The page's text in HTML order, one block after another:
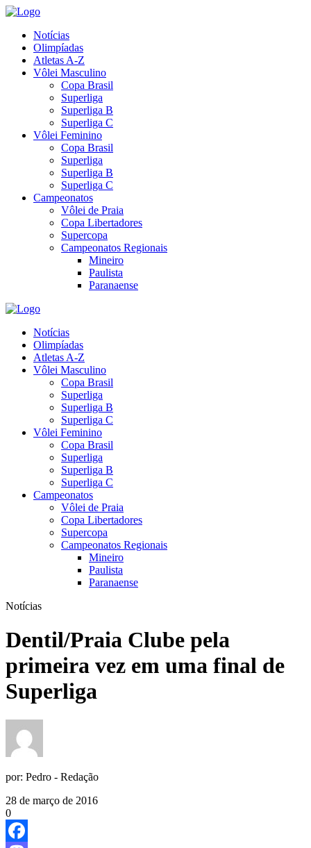
Notícias
Olimpíadas
Atletas A-Z
Vôlei Masculino
Copa Brasil
Superliga
Superliga B
Superliga C
Vôlei Feminino
Copa Brasil
Superliga
Superliga B
Superliga C
Campeonatos
Vôlei de Praia
Copa Libertadores
Supercopa
Campeonatos Regionais
Mineiro
Paulista
Paranaense
Notícias
Olimpíadas
Atletas A-Z
Vôlei Masculino
Copa Brasil
Superliga
Superliga B
Superliga C
Vôlei Feminino
Copa Brasil
Superliga
Superliga B
Superliga C
Campeonatos
Vôlei de Praia
Copa Libertadores
Supercopa
Campeonatos Regionais
Mineiro
Paulista
Paranaense
Notícias
Dentil/Praia Clube pela
primeira vez em uma final de
Superliga
por: Pedro - Redação
28 de março de 2016
0